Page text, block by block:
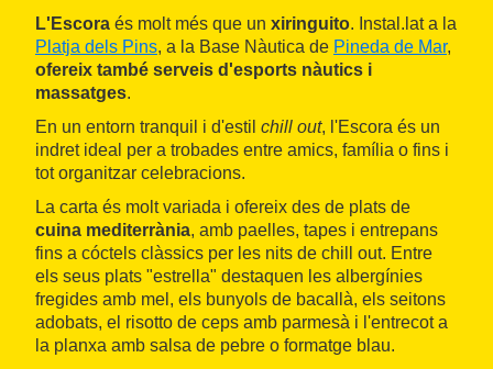
L'Escora és molt més que un xiringuito. Instal.lat a la
Platja dels Pins, a la Base Nàutica de Pineda de Mar,
ofereix també serveis d'esports nàutics i
massatges.
En un entorn tranquil i d'estil chill out, l'Escora és un
indret ideal per a trobades entre amics, família o fins i
tot organitzar celebracions.
La carta és molt variada i ofereix des de plats de
cuina mediterrània, amb paelles, tapes i entrepans
fins a cóctels clàssics per les nits de chill out. Entre
els seus plats "estrella" destaquen les albergínies
fregides amb mel, els bunyols de bacallà, els seitons
adobats, el risotto de ceps amb parmesà i l'entrecot a
la planxa amb salsa de pebre o formatge blau.